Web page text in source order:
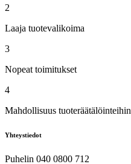
2
Laaja tuotevalikoima
3
Nopeat toimitukset
4
Mahdollisuus tuoteräätälöinteihin
Yhteystiedot
Puhelin 040 0800 712